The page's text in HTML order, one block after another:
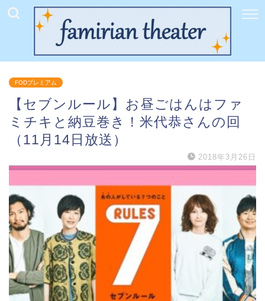
FODプレミアム
【セブンルール】お昼ごはんはファ
ミチキと納豆巻き！米代恭さんの回
（11月14日放送）
2018年3月26日